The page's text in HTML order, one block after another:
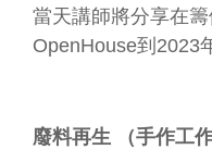
礙
服
導
當天講師將分享在
OpenHouse到2023
廢料再生 （手作工作